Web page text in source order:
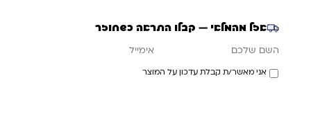
אזל מהמלאי — קבלו התראה כשחוזר
אני מאשר/ת קבלת עדכון על המוצר